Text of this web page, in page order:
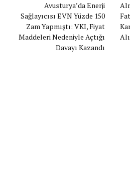
Avusturya’da Enerji
Sağlayıcısı EVN Yüzde 150
Zam Yapmıştı: VKI, Fiyat
Maddeleri Nedeniyle Açtığı
Davayı Kazandı